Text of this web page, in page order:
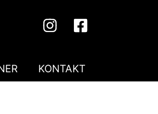
KONTAKT